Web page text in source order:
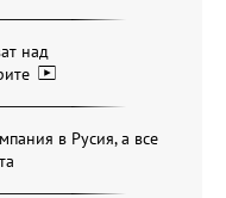
над
в Русия, а все